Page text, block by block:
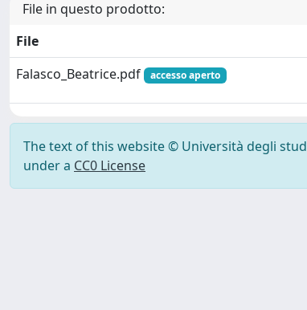
File in questo prodotto:
File
Falasco_Beatrice.pdf
accesso aperto
The text of this website © Università degli
under a CC0 License